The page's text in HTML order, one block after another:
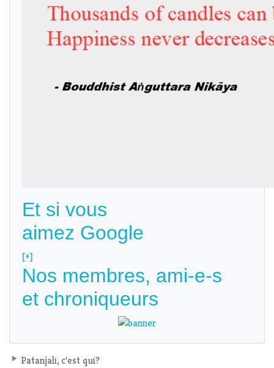
Et si vous
aimez Google
[+]
Nos membres, ami-e-s
et chroniqueurs
Patanjali, c'est qui?